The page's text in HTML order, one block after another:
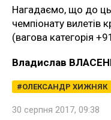
Нагадаємо, що до
чемпіонату вилетів
(вагова категорія
Владислав
ОЛЕКСАНДР ХИЖНЯК
30 серпня 2017, 09:38